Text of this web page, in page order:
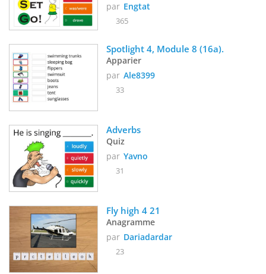
par Engtat
365
Spotlight 4, Module 8 (16a).
Apparier
par Ale8399
33
Adverbs
Quiz
par Yavno
31
Fly high 4 21
Anagramme
par Dariadardar
23